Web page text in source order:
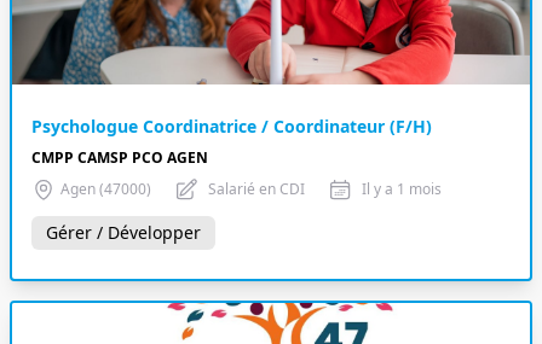
Psychologue Coordinatrice / Coordinateur (F/H)
CMPP CAMSP PCO AGEN
Agen (47000)
Salarié en CDI Il y a 1 mois
Gérer / Développer